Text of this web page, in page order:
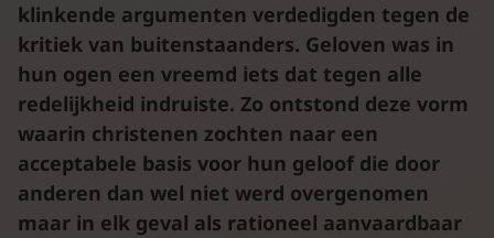
klinkende argumenten verdedigden tegen de
kritiek van buitenstaanders. Geloven was in
hun ogen een vreemd iets dat tegen alle
redelijkheid indruiste. Zo ontstond deze vorm
waarin christenen zochten naar een
acceptabele basis voor hun geloof die door
anderen dan wel niet werd overgenomen
maar in elk geval als rationeel aanvaardbaar